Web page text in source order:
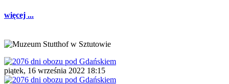
więcej ...
piątek, 16 września 2022 18:15